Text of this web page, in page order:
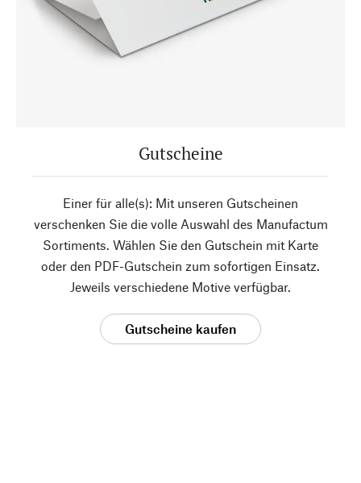
Gutscheine
Einer für alle(s): Mit unseren Gutscheinen
verschenken Sie die volle Auswahl des Manufactum
Sortiments. Wählen Sie den Gutschein mit Karte
oder den PDF-Gutschein zum sofortigen Einsatz.
Jeweils verschiedene Motive verfügbar.
Gutscheine kaufen